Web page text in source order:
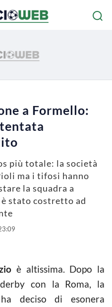
a Formello:
più totale: la società
ma i tifosi hanno
la squadra a
stato costretto ad
è altissima. Dopo la
con la Roma, la
deciso di esonera